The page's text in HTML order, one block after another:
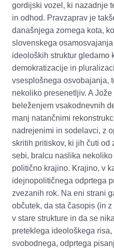
gordijski vozel, ki nazadnje
in odhod. Pravzaprav je
današnjega zornega kota,
slovenskega
ideoloških struktur gledamo
demokratizacije in
vsesplošnega osvobajanja,
nekoliko presenetljiv. A
beleženjem vsakodnevnih
manj natančnimi
nadrejenimi in sodelavci, z
skritih pritiskov, ki jih čuti od
sebi, bralcu naslika
politično krajino. Krajino, v
idejnopolitičnega odprtega
zvezanih rok. Na eni strani
občutek, da sta časopis (in
v stare strukture in da se
preteklega ideološkega
svobodnega, odprtega